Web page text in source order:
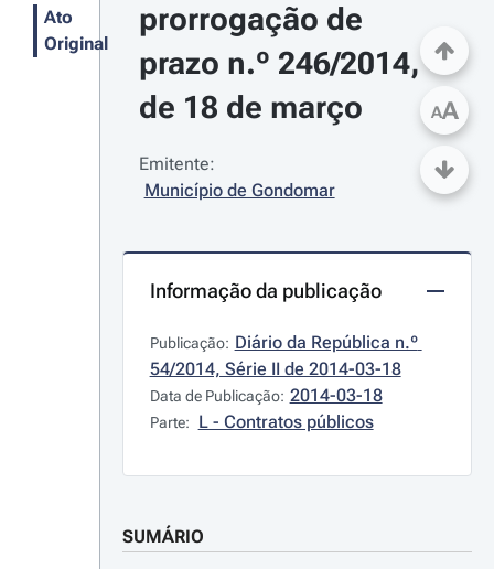
Ato
Original
prorrogação de
prazo n.º 246/2014,
de 18 de março
Emitente:
Município de Gondomar
Informação da publicação
Publicação: Diário da República n.º
54/2014, Série II de 2014-03-18
Data de Publicação: 2014-03-18
Parte: L - Contratos públicos
SUMÁRIO
AA